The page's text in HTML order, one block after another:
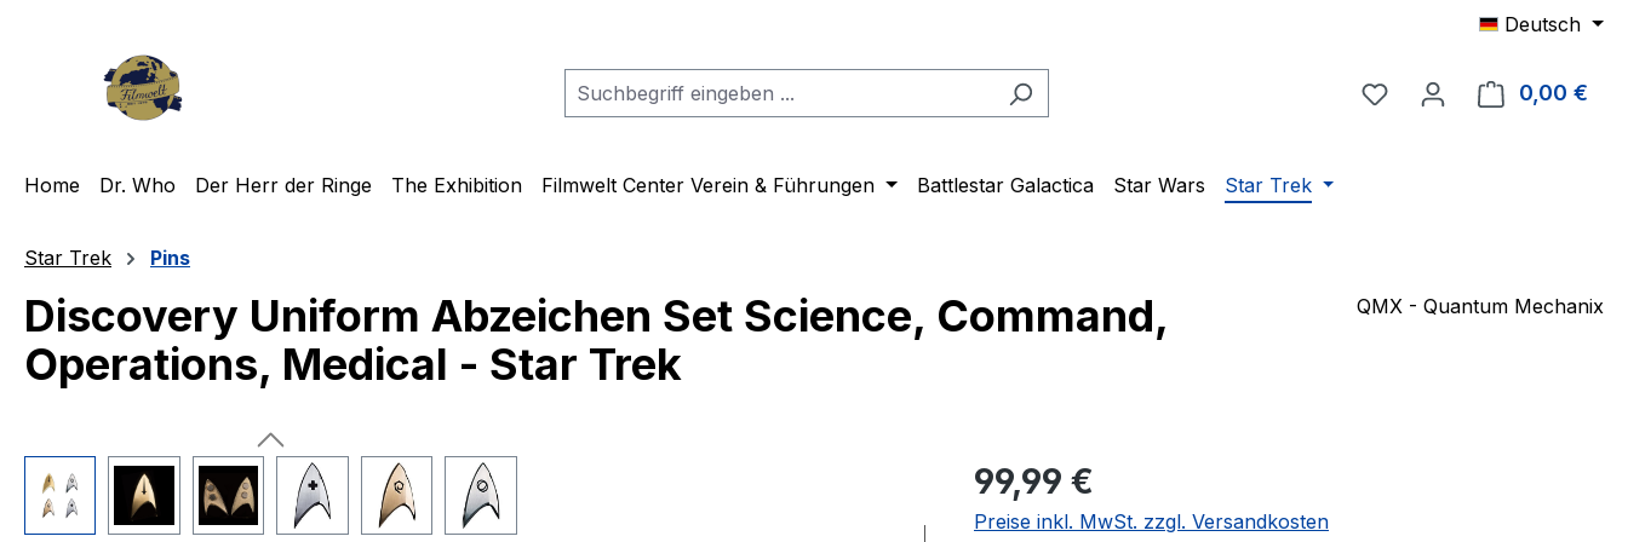
Deutsch
Du hast 0 Produkte auf
0,00 €
Home Dr. Who Der Herr der Ringe The Exhibition Filmwelt Center Verein & Führungen Battlestar Galactica Star Wars Star Trek
Star Trek Pins
Discovery Uniform Abzeichen Set Science, Command,
Operations, Medical - Star Trek
QMX - Quantum Mechanix
Bildergalerie überspringen
Regulärer Preis:
99,99 €
Preise inkl. MwSt. zzgl. Versandkosten